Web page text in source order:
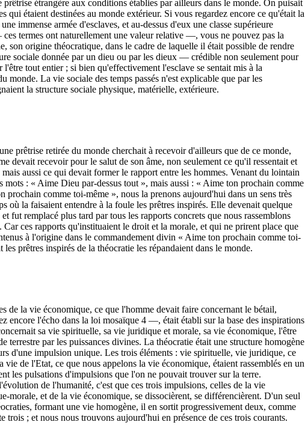
étrangère aux conditions établies par ailleurs dans le monde. On puisait
qui étaient destinées au monde extérieur. Si vous regardez encore ce qu'était la
immense armée d'esclaves, et au-dessus d'eux une classe supérieure
termes ont naturellement une valeur relative —, vous ne pouvez pas la
son origine théocratique, dans le cadre de laquelle il était possible de rendre
sociale donnée par un dieu ou par les dieux — crédible non seulement pour
l'être tout entier ; si bien qu'effectivement l'esclave se sentait mis à la
monde. La vie sociale des temps passés n'est explicable que par les
la structure sociale physique, matérielle, ex­térieure.
prêtrise retirée du monde cherchait à recevoir d'ailleurs que de ce monde,
devait recevoir pour le salut de son âme, non seulement ce qu'il ressentait et
aussi ce qui devait former le rapport entre les hommes. Venant du lointain
mots : « Aime Dieu par-dessus tout », mais aussi : « Aime ton prochain comme
prochain comme toi-même », nous la prenons aujourd'hui dans un sens très
où la faisaient entendre à la foule les prêtres inspirés. Elle devenait quelque
fut remplacé plus tard par tous les rapports concrets que nous rassemblons
Car ces rapports qu'instituaient le droit et la morale, et qui ne prirent place que
à l'origine dans le commandement divin « Aime ton prochain comme toi-
prêtres inspirés de la théocratie les répandaient dans le monde.
de la vie économique, ce que l'homme devait faire concernant le bétail,
encore l'écho dans la loi mosaïque 4 —, était établi sur la base des inspirations
sa vie spirituelle, sa vie juridique et morale, sa vie économique, l'être
terrestre par les puissances divines. La théocratie était une structure homo­gène
d'une impulsion unique. Les trois éléments : vie spirituelle, vie juridique, ce
de l'Etat, ce que nous appelons la vie économique, étaient rassemblés en un
les pulsations d'impulsions que l'on ne pouvait trouver sur la terre.
de l'humanité, c'est que ces trois impulsions, celles de la vie
morale, et de la vie économique, se disso­cièrent, se différencièrent. D'un seul
formant une vie homogène, il en sortit progressive­ment deux, comme
trois ; et nous nous trouvons aujourd'hui en présence de ces trois courants.